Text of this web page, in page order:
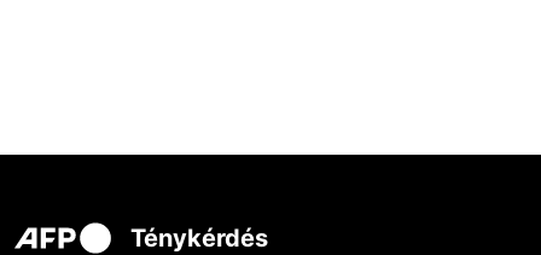
Ténykérdés